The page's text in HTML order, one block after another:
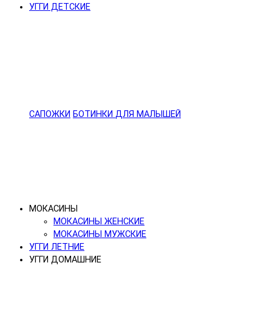
УГГИ ДЕТСКИЕ
САПОЖКИ БОТИНКИ ДЛЯ МАЛЫШЕЙ
МОКАСИНЫ
МОКАСИНЫ ЖЕНСКИЕ
МОКАСИНЫ МУЖСКИЕ
УГГИ ЛЕТНИЕ
УГГИ ДОМАШНИЕ